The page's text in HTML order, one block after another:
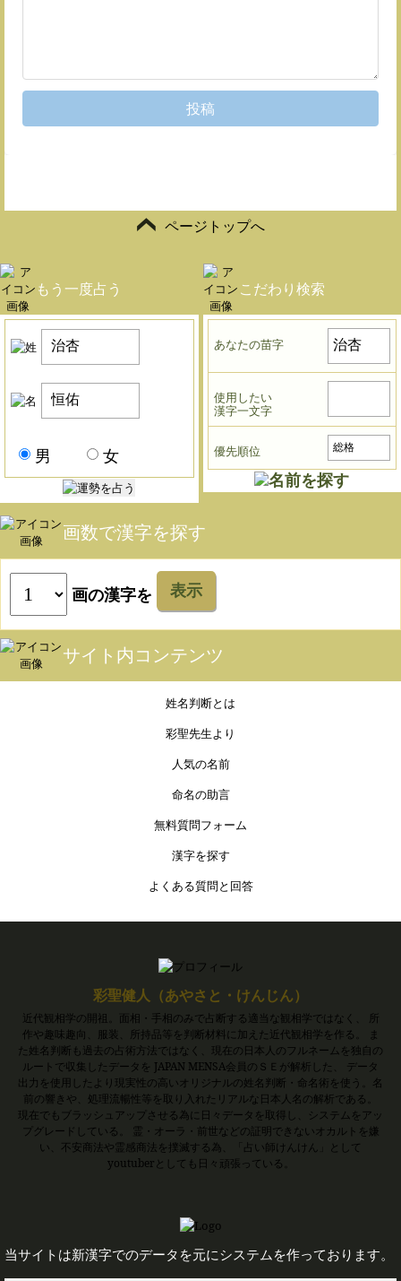
投稿
ページトップへ
もう一度占う
男 女
こだわり検索
あなたの苗字
使用したい
漢字一文字
優先順位
画数で漢字を探す
画の漢字を 表示
サイト内コンテンツ
姓名判断とは
彩聖先生より
人気の名前
命名の助言
無料質問フォーム
漢字を探す
よくある質問と回答
彩聖健人（あやさと・けんじん）
近代観相学の開祖。面相・手相のみで占断する適当な観相学ではなく、 所
作や趣味趣向、服装、所持品等を判断材料に加えた近代観相学を作る。 ま
た姓名判断も過去の占術方法ではなく、現在の日本人のフルネームを独自の
ルートで収集したデータを JAPAN MENSA会員のＳＥが解析した、 データ
出力を使用したより現実性の高いオリジナルの姓名判断・命名術を使う。名
前の響きや、処理流暢性等を取り入れたリアルな日本人名の解析である。
現在でもブラッシュアップさせる為に日々データを取得し、システムをアッ
プグレードしている。 霊・オーラ・前世などの証明できないオカルトを嫌
い、不安商法や霊感商法を撲滅する為、「占い師けんけん」として
youtuberとしても日々頑張っている。
当サイトは新漢字でのデータを元にシステムを作っております。